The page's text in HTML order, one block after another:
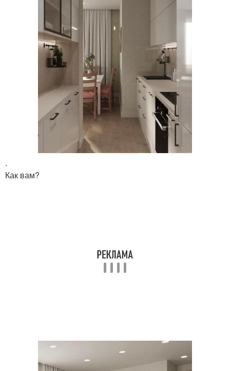
.
Как вам?